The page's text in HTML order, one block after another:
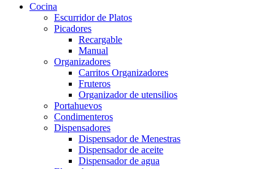
Cocina
Escurridor de Platos
Picadores
Recargable
Manual
Organizadores
Carritos Organizadores
Fruteros
Organizador de utensilios
Portahuevos
Condimenteros
Dispensadores
Dispensador de Menestras
Dispensador de aceite
Dispensador de agua